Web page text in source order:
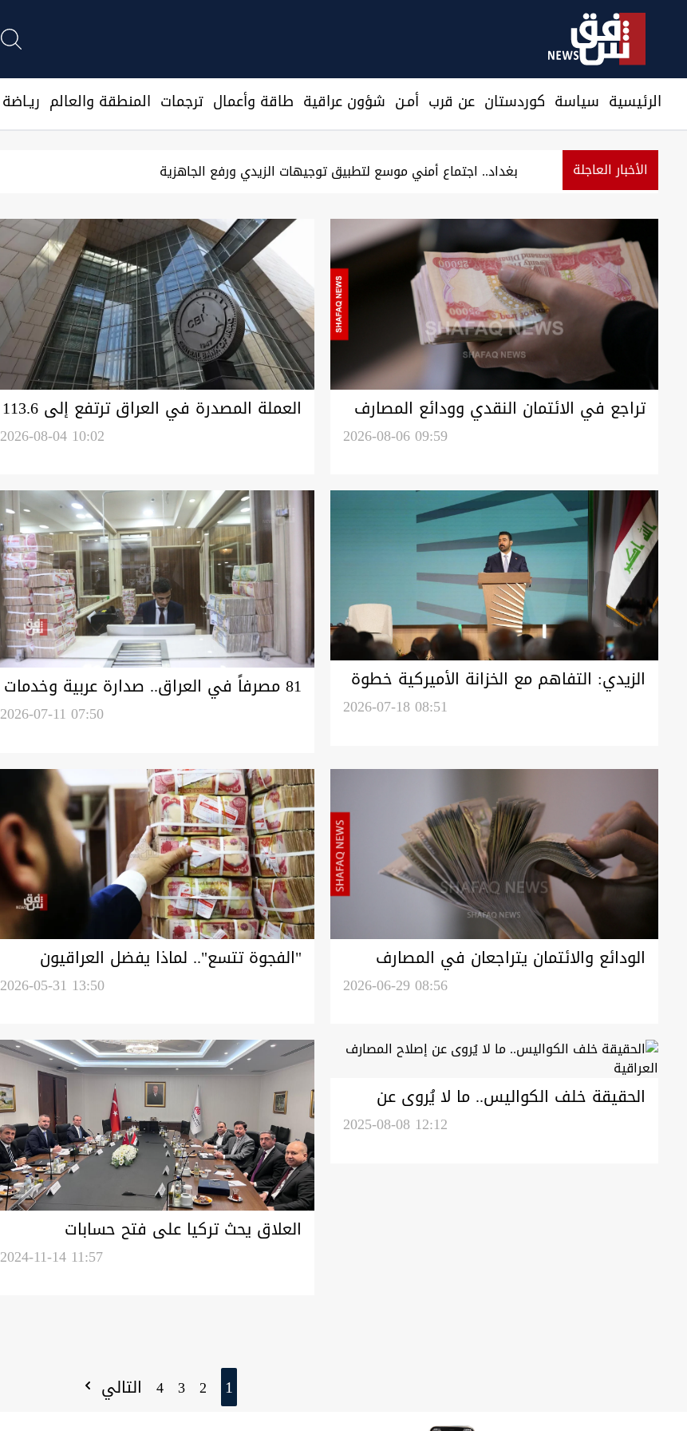
الرئيسية سیاسة كوردستان عن قرب أمـن شؤون عراقية طاقة وأعمال ترجمات المنطقة والعالم ريـاضة
الأخبار العاجلة
تراجع في الائتمان النقدي وودائع المصارف
العراقية خلال النصف الأول من 20262026-08-06 09:59
العملة المصدرة في العراق ترتفع إلى 113.6
تريليون دينار بنهاية أيار الماضي2026-08-04 10:02
الزيدي: التفاهم مع الخزانة الأميركية خطوة
استراتيجية لتمهيد عودة 7 مصارف عراقية
2026-07-18 08:51
81 مصرفاً في العراق.. صدارة عربية وخدمات
2026-07-11 07:50
الودائع والائتمان يتراجعان في المصارف
2026-06-29 08:56
"الفجوة تتسع".. لماذا يفضل العراقيون
2026-05-31 13:50
الحقيقة خلف الكواليس.. ما لا يُروى عن
2025-08-08 12:12
العلاق يحث تركيا على فتح حسابات
2024-11-14 11:57
1
2
3
4 التالي